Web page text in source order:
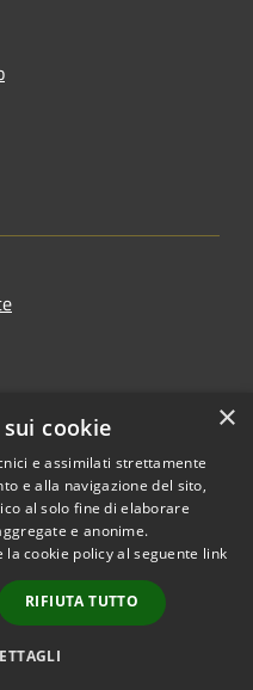
Copyright © 2026 • Comune di
Allumiere • Powered by
Municipium•
Accesso
redazione
×
cookie
e assimilati strettamente
e alla navigazione del sito,
al solo fine di elaborare
e anonime.
cookie policy al seguente link
RIFIUTA TUTTO